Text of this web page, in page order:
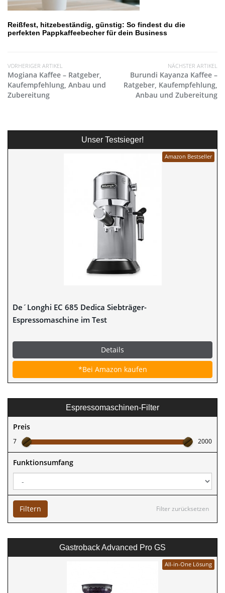
Reißfest, hitzebeständig, günstig: So findest du die
perfekten Pappkaffeebecher für dein Business
VORHERIGER ARTIKEL
Mogiana Kaffee – Ratgeber,
Kaufempfehlung, Anbau und
Zubereitung
NÄCHSTER ARTIKEL
Burundi Kayanza Kaffee –
Ratgeber, Kaufempfehlung,
Anbau und Zubereitung
Unser Testsieger!
Amazon Bestseller
De´Longhi EC 685 Dedica Siebträger-
Espressomaschine im Test
Details
*Bei Amazon kaufen
Espressomaschinen-Filter
Preis
7 2000
Funktionsumfang
Filter zurücksetzen
Filtern
Gastroback Advanced Pro GS
All-in-One Lösung